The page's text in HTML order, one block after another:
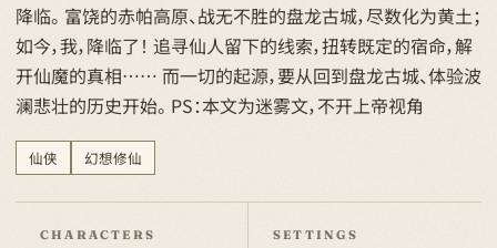
降临。 富饶的赤帕高原、战无不胜的盘龙古城，尽数化为黄土；
如今，我，降临了！ 追寻仙人留下的线索，扭转既定的宿命，解
开仙魔的真相…… 而一切的起源，要从回到盘龙古城、体验波
澜悲壮的历史开始。 PS：本文为迷雾文，不开上帝视角
仙侠 幻想修仙
CHARACTERS SETTINGS